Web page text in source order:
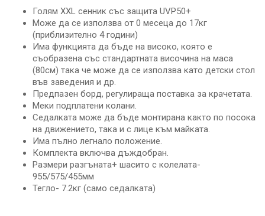
Голям XXL сенник със защита UVP50+
Може да се използва от 0 месеца до 17кг
(приблизително 4 години)
Има функцията да бъде на високо, която е
съобразена със стандартната височина на маса
(80см) така че може да се използва като детски стол
във заведения и др.
Предпазен борд, регулираща поставка за крачетата.
Меки подплатени колани.
Седалката може да бъде монтирана както по посока
на движението, така и с лице към майката.
Има пълно легнало положение.
Комплекта включва дъждобран.
Размери разгъната+ шасито с колелата-
955/575/455мм
Тегло- 7.2кг (само седалката)